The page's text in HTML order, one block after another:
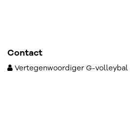
Contact
Vertegenwoordiger G-volleybal